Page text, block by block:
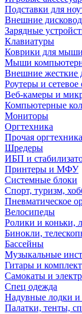
Подставки для
Внешние
Зарядные
Клавиатуры
Коврики для мыши
Мыши
Внешние жесткие
Роутеры и сетевое
Веб-камеры и
Компьютерные
Мониторы
Оргтехника
Прочая оргтехника
Шредеры
ИБП и
Принтеры и МФУ
Системные блоки
Спорт, туризм,
Пневматическое
Велосипеды
Ролики и коньки,
Бинокли,
Бассейны
Музыкальные
Гитары и
Самокаты и
Спец одежда
Надувные лодки и
Палатки, тенты,